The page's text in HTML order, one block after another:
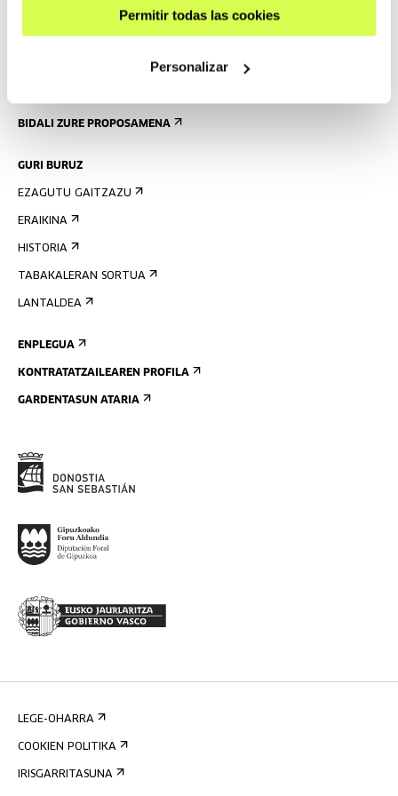
Permitir todas las cookies
Personalizar
BIDALI ZURE PROPOSAMENA
GURI BURUZ
EZAGUTU GAITZAZU
ERAIKINA
HISTORIA
TABAKALERAN SORTUA
LANTALDEA
ENPLEGUA
KONTRATATZAILEAREN PROFILA
GARDENTASUN ATARIA
LEGE-OHARRA
COOKIEN POLITIKA
IRISGARRITASUNA